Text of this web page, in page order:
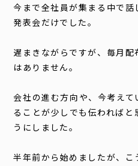
今まで全社員が集まる中で
発表会だけでした。
遅まきながらですが、毎月
はありません。
会社の進む方向や、今考え
ることが少しでも伝われば
うにしました。
半年前から始めましたが、